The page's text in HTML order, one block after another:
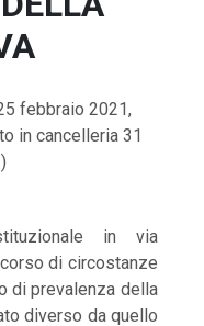
febbraio 2021,
in cancelleria 31
in via
di circostanze
di prevalenza della
diverso da quello